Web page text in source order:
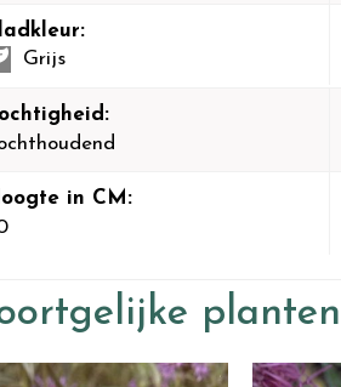
Grijs
in CM:
planten